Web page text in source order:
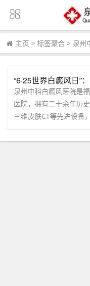
主页 > 标签聚合 > 泉州
“6·25世界白癜风日”
风医院呼吁：科学祛
泉州中科白癜风医院是
医院，拥有二十余年历
三维皮肤CT等先进设备